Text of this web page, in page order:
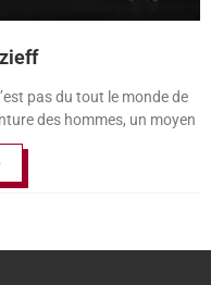
pas du tout le monde de
des hommes, un moyen